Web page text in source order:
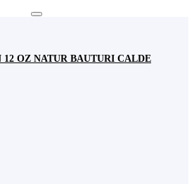
12 OZ NATUR BAUTURI CALDE